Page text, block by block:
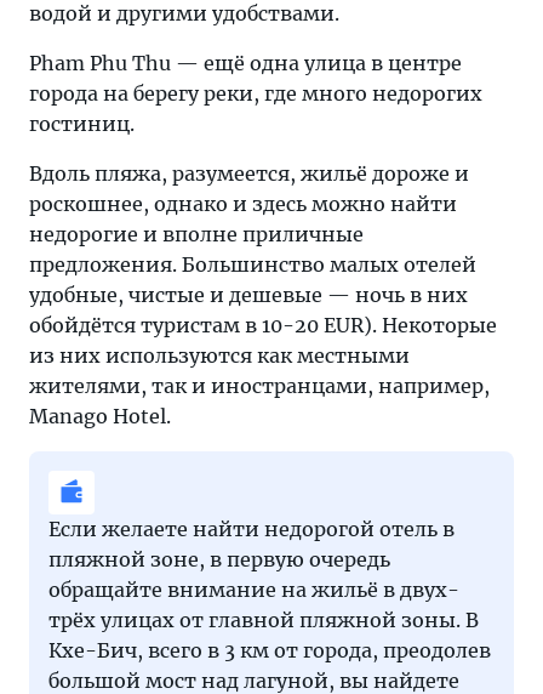
водой и другими удобствами.
Pham Phu Thu — ещё одна улица в центре
города на берегу реки, где много недорогих
гостиниц.
Вдоль пляжа, разумеется, жильё дороже и
роскошнее, однако и здесь можно найти
недорогие и вполне приличные
предложения. Большинство малых отелей
удобные, чистые и дешевые — ночь в них
обойдётся туристам в 10-20 EUR). Некоторые
из них используются как местными
жителями, так и иностранцами, например,
Manago Hotel.
Если желаете найти недорогой отель в
пляжной зоне, в первую очередь
обращайте внимание на жильё в двух-
трёх улицах от главной пляжной зоны. В
Кхе-Бич, всего в 3 км от города, преодолев
большой мост над лагуной, вы найдете